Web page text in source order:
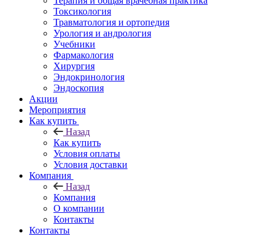
Токсикология
Травматология и ортопедия
Урология и андрология
Учебники
Фармакология
Хирургия
Эндокринология
Эндоскопия
Акции
Мероприятия
Как купить
Назад
Как купить
Условия оплаты
Условия доставки
Компания
Назад
Компания
О компании
Контакты
Контакты